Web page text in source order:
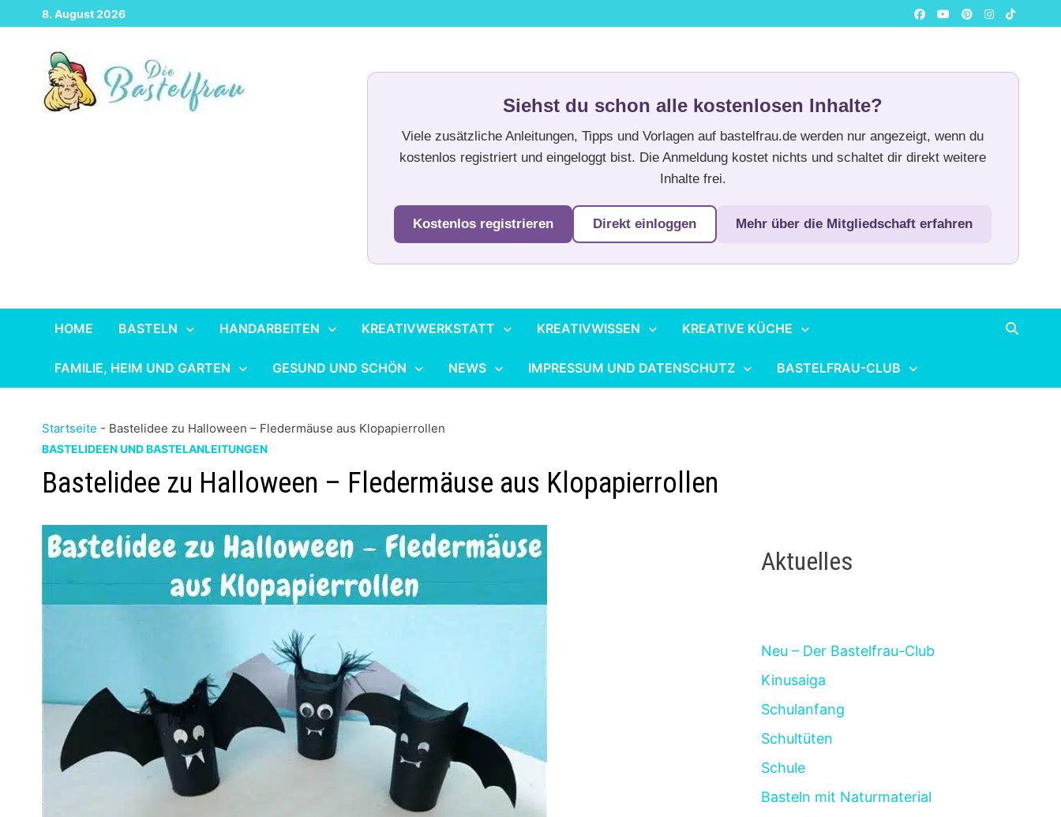
Zurück
zum
8. August 2026
Siehst du schon alle kostenlosen Inhalte?
Viele zusätzliche Anleitungen, Tipps und Vorlagen auf bastelfrau.de werden nur angezeigt, wenn du
kostenlos registriert und eingeloggt bist. Die Anmeldung kostet nichts und schaltet dir direkt weitere
Inhalte frei.
Kostenlos registrieren Direkt einloggen Mehr über die Mitgliedschaft erfahren
HOME BASTELN HANDARBEITEN KREATIVWERKSTATT KREATIVWISSEN KREATIVE KÜCHE
FAMILIE, HEIM UND GARTEN GESUND UND SCHÖN NEWS IMPRESSUM UND DATENSCHUTZ BASTELFRAU-CLUB
Startseite - Bastelidee zu Halloween – Fledermäuse aus Klopapierrollen
BASTELIDEEN UND BASTELANLEITUNGEN
Bastelidee zu Halloween – Fledermäuse aus Klopapierrollen
Aktuelles
Neu – Der Bastelfrau-Club
Kinusaiga
Schulanfang
Schultüten
Schule
Basteln mit Naturmaterial